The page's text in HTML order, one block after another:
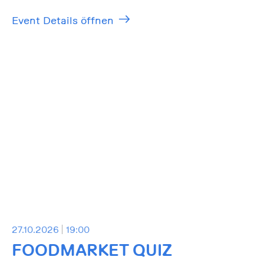
Event Details öffnen
27.10.2026 19:00
FOODMARKET QUIZ